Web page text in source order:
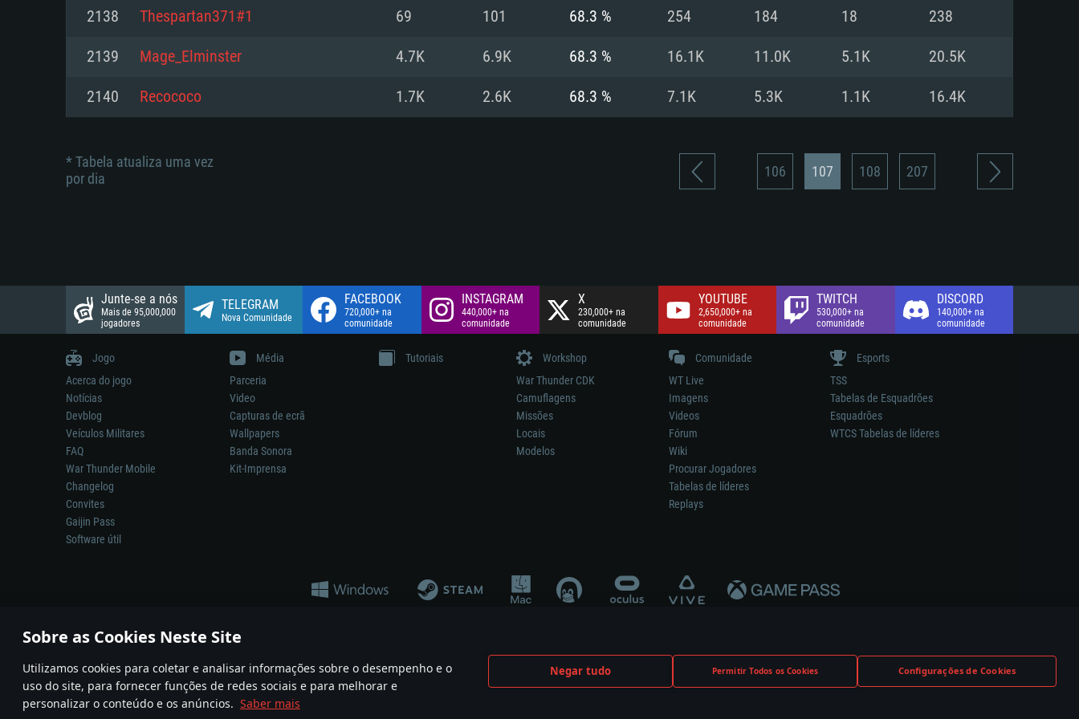
Sobre as Cookies Neste Site
Utilizamos cookies para coletar e analisar informações sobre o desempenho e o
uso do site, para fornecer funções de redes sociais e para melhorar e
personalizar o conteúdo e os anúncios. Saber mais
Negar tudo Permitir Todos os Cookies Configurações de Cookies
Disco: 23,1 GB
Network: Internet de banda larga.
Disco: 21,5 GB
Disco: 60,2 GB
Network: Internet de banda larga.
Disco: 21,5 GB
Network: Internet de banda larga.
Disco: 60,2 GB
2138 Thespartan371#1 69 101 68.3 % 254 184 18 238
2139 Mage_Elminster 4.7K 6.9K 68.3 % 16.1K 11.0K 5.1K 20.5K
2140 Recococo 1.7K 2.6K 68.3 % 7.1K 5.3K 1.1K 16.4K
* Tabela atualiza uma vez
por dia
106 107 108 207
Junte-se a nós
Mais de 95,000,000
jogadores
TELEGRAM
Nova Comunidade
FACEBOOK
720,000+ na
comunidade
INSTAGRAM
440,000+ na
comunidade
X
230,000+ na
comunidade
YOUTUBE
2,650,000+ na
comunidade
TWITCH
530,000+ na
comunidade
DISCORD
140,000+ na
comunidade
Jogo
Acerca do jogo
Notícias
Devblog
Veículos Militares
FAQ
War Thunder Mobile
Changelog
Convites
Gaijin Pass
Software útil
Média
Parceria
Video
Capturas de ecrã
Wallpapers
Banda Sonora
Kit-Imprensa
Tutoriais
Workshop
War Thunder CDK
Camuflagens
Missões
Locais
Modelos
Comunidade
WT Live
Imagens
Videos
Fórum
Wiki
Procurar Jogadores
Tabelas de líderes
Replays
Esports
TSS
Tabelas de Esquadrões
Esquadrões
WTCS Tabelas de líderes
A reprodução de qualquer sistema de armas ou veículo neste jogo não significa participação no desenvolvimento, patrocínio ou aval do respetivo construtor.
© 2011—2026 Gaijin Games Kft. All trademarks, logos and brand names are the property of their respective owners.
Termos e condições Termos de Serviço